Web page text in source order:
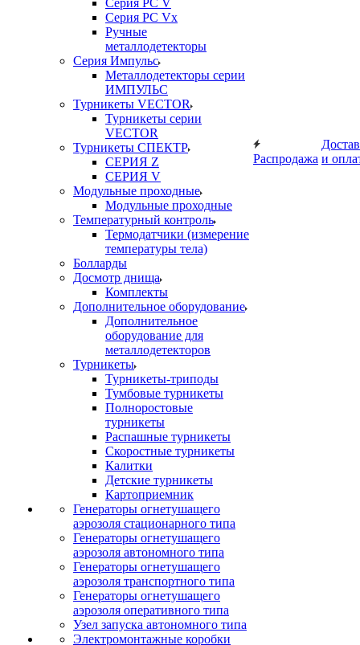
Серия PC V
Серия PC Vx
Ручные
металлодетекторы
Серия Импульс
Металлодетекторы серии
ИМПУЛЬС
Турникеты VECTOR
Турникеты серии
VECTOR
Турникеты СПЕКТР
СЕРИЯ Z
СЕРИЯ V
Модульные проходные
Модульные проходные
Температурный контроль
Термодатчики (измерение
температуры тела)
Болларды
Досмотр днища
Комплекты
Дополнительное оборудование
Дополнительное
оборудование для
металлодетекторов
Турникеты
Турникеты-триподы
Тумбовые турникеты
Полноростовые
турникеты
Распашные турникеты
Скоростные турникеты
Калитки
Детские турникеты
Картоприемник
Генераторы огнетушащего
аэрозоля стационарного типа
Генераторы огнетушащего
аэрозоля автономного типа
Генераторы огнетушащего
аэрозоля транспортного типа
Генераторы огнетушащего
аэрозоля оперативного типа
Узел запуска автономного типа
Электромонтажные коробки
Распродажа и